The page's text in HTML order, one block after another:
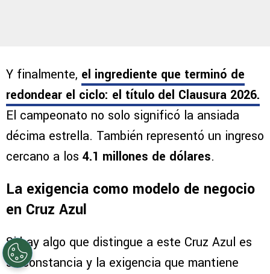
Y finalmente,el ingrediente que terminó de
redondear el ciclo: el título del Clausura 2026
décima estrella. También representó un ingreso
cercano a los4.1 millones de dólares
La exigencia como modelo de negocio
en Cruz Azul